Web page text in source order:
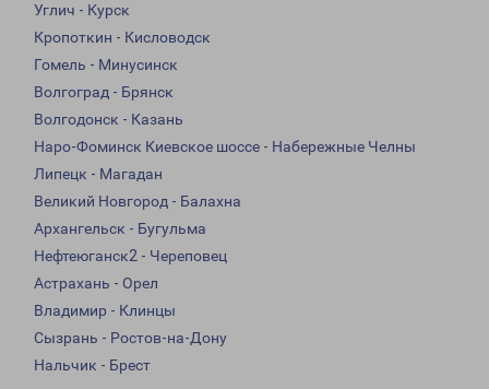
Углич - Курск
Кропоткин - Кисловодск
Гомель - Минусинск
Волгоград - Брянск
Волгодонск - Казань
Наро-Фоминск Киевское шоссе - Набережные Челны
Липецк - Магадан
Великий Новгород - Балахна
Архангельск - Бугульма
Нефтеюганск2 - Череповец
Астрахань - Орел
Владимир - Клинцы
Сызрань - Ростов-на-Дону
Нальчик - Брест